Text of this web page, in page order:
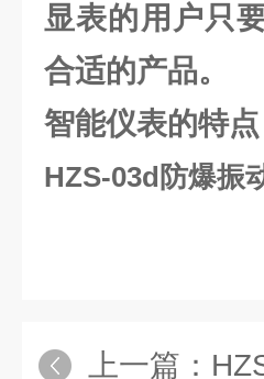
显表的用户只
合适的产品。
智能仪表的特点
HZS-03d防爆振
上一篇：